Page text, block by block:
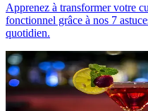
Apprenez à transformer votre
fonctionnel grâce à nos 7
quotidien.